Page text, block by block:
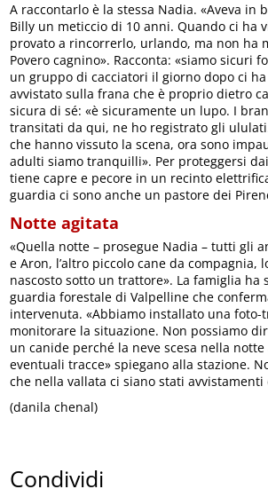
A raccontarlo è la stessa Nadia. «Aveva in
Billy un meticcio di 10 anni. Quando ci ha
provato a rincorrerlo, urlando, ma non ha
Povero cagnino». Racconta: «siamo sicuri
un gruppo di cacciatori il giorno dopo ci
avvistato sulla frana che è proprio dietro
sicura di sé: «è sicuramente un lupo. I
transitati da qui, ne ho registrato gli
che hanno vissuto la scena, ora sono
adulti siamo tranquilli». Per proteggersi
tiene capre e pecore in un recinto
guardia ci sono anche un pastore dei
Notte agitata
«Quella notte – prosegue Nadia – tutti gli
e Aron, l’altro piccolo cane da compagnia,
nascosto sotto un trattore». La famiglia ha
guardia forestale di Valpelline che
intervenuta. «Abbiamo installato una foto-
monitorare la situazione. Non possiamo
un canide perché la neve scesa nella notte
eventuali tracce» spiegano alla stazione.
che nella vallata ci siano stati
(danila chenal)
Condividi